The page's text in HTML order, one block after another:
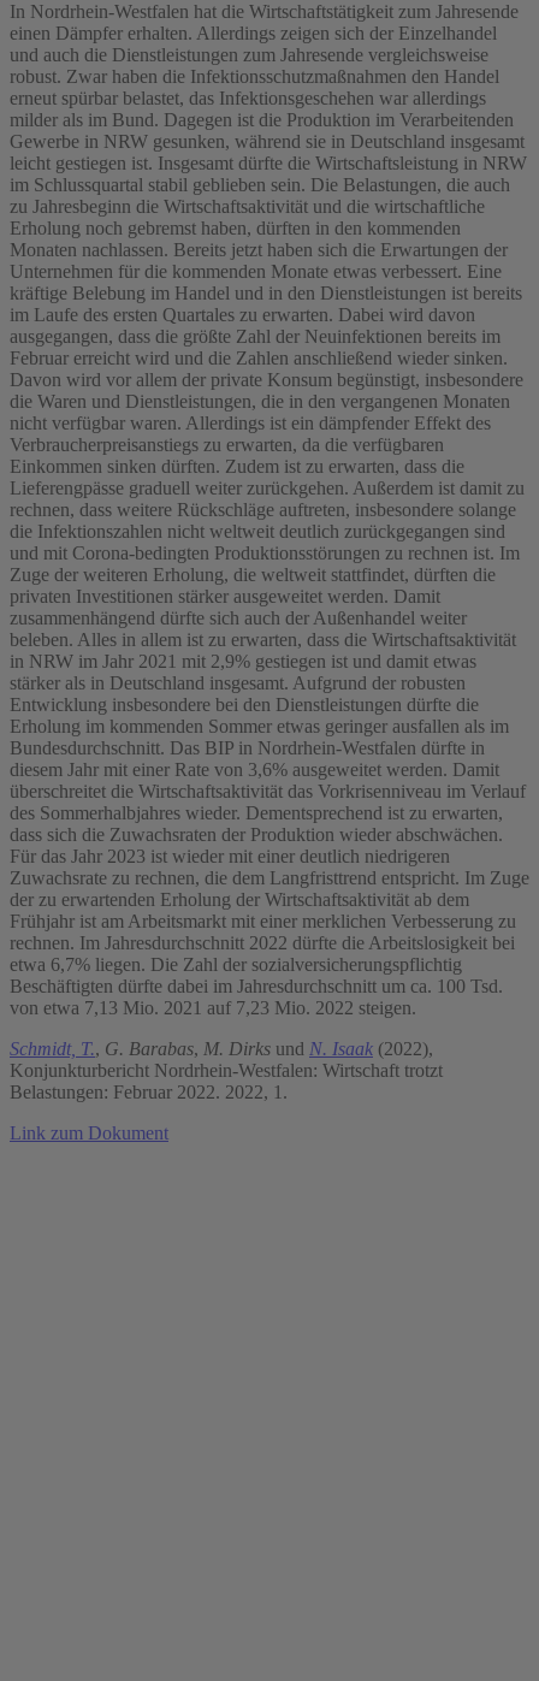
In Nordrhein-Westfalen hat die Wirtschaftstätigkeit zum Jahresende
einen Dämpfer erhalten. Allerdings zeigen sich der Einzelhandel
und auch die Dienstleistungen zum Jahresende vergleichsweise
robust. Zwar haben die Infektionsschutzmaßnahmen den Handel
erneut spürbar belastet, das Infektionsgeschehen war allerdings
milder als im Bund. Dagegen ist die Produktion im Verarbeitenden
Gewerbe in NRW gesunken, während sie in Deutschland insgesamt
leicht gestiegen ist. Insgesamt dürfte die Wirtschaftsleistung in NRW
im Schlussquartal stabil geblieben sein. Die Belastungen, die auch
zu Jahresbeginn die Wirtschaftsaktivität und die wirtschaftliche
Erholung noch gebremst haben, dürften in den kommenden
Monaten nachlassen. Bereits jetzt haben sich die Erwartungen der
Unternehmen für die kommenden Monate etwas verbessert. Eine
kräftige Belebung im Handel und in den Dienstleistungen ist bereits
im Laufe des ersten Quartales zu erwarten. Dabei wird davon
ausgegangen, dass die größte Zahl der Neuinfektionen bereits im
Februar erreicht wird und die Zahlen anschließend wieder sinken.
Davon wird vor allem der private Konsum begünstigt, insbesondere
die Waren und Dienstleistungen, die in den vergangenen Monaten
nicht verfügbar waren. Allerdings ist ein dämpfender Effekt des
Verbraucherpreisanstiegs zu erwarten, da die verfügbaren
Einkommen sinken dürften. Zudem ist zu erwarten, dass die
Lieferengpässe graduell weiter zurückgehen. Außerdem ist damit zu
rechnen, dass weitere Rückschläge auftreten, insbesondere solange
die Infektionszahlen nicht weltweit deutlich zurückgegangen sind
und mit Corona-bedingten Produktionsstörungen zu rechnen ist. Im
Zuge der weiteren Erholung, die weltweit stattfindet, dürften die
privaten Investitionen stärker ausgeweitet werden. Damit
zusammenhängend dürfte sich auch der Außenhandel weiter
beleben. Alles in allem ist zu erwarten, dass die Wirtschaftsaktivität
in NRW im Jahr 2021 mit 2,9% gestiegen ist und damit etwas
stärker als in Deutschland insgesamt. Aufgrund der robusten
Entwicklung insbesondere bei den Dienstleistungen dürfte die
Erholung im kommenden Sommer etwas geringer ausfallen als im
Bundesdurchschnitt. Das BIP in Nordrhein-Westfalen dürfte in
diesem Jahr mit einer Rate von 3,6% ausgeweitet werden. Damit
überschreitet die Wirtschaftsaktivität das Vorkrisenniveau im Verlauf
des Sommerhalbjahres wieder. Dementsprechend ist zu erwarten,
dass sich die Zuwachsraten der Produktion wieder abschwächen.
Für das Jahr 2023 ist wieder mit einer deutlich niedrigeren
Zuwachsrate zu rechnen, die dem Langfristtrend entspricht. Im Zuge
der zu erwartenden Erholung der Wirtschaftsaktivität ab dem
Frühjahr ist am Arbeitsmarkt mit einer merklichen Verbesserung zu
rechnen. Im Jahresdurchschnitt 2022 dürfte die Arbeitslosigkeit bei
etwa 6,7% liegen. Die Zahl der sozialversicherungspflichtig
Beschäftigten dürfte dabei im Jahresdurchschnitt um ca. 100 Tsd.
von etwa 7,13 Mio. 2021 auf 7,23 Mio. 2022 steigen.
Schmidt, T., G. Barabas, M. Dirks und N. Isaak (2022),
Konjunkturbericht Nordrhein-Westfalen: Wirtschaft trotzt
Belastungen: Februar 2022. 2022, 1.
Link zum Dokument